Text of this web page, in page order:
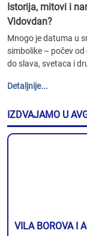
Istorija, mitovi i
Vidovdan?
Mnogo je datuma u
simbolike – počev
do slava, svetaca i
Detaljnije...
IZDVAJAMO U
VILA BOROVA I